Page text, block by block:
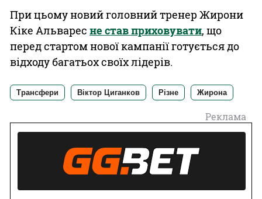
При цьому новий головний тренер Жирони
Кіке Альварес не став приховувати, що
перед стартом нової кампанії готується до
відходу багатьох своїх лідерів.
Трансфери Віктор Циганков Різне Жирона
Реклама